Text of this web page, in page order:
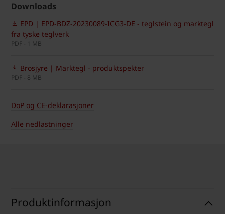
Downloads
EPD | EPD-BDZ-20230089-ICG3-DE - teglstein og marktegl
fra tyske teglverk
PDF - 1 MB
Brosjyre | Marktegl - produktspekter
PDF - 8 MB
DoP og CE-deklarasjoner
Alle nedlastninger
Produktinformasjon